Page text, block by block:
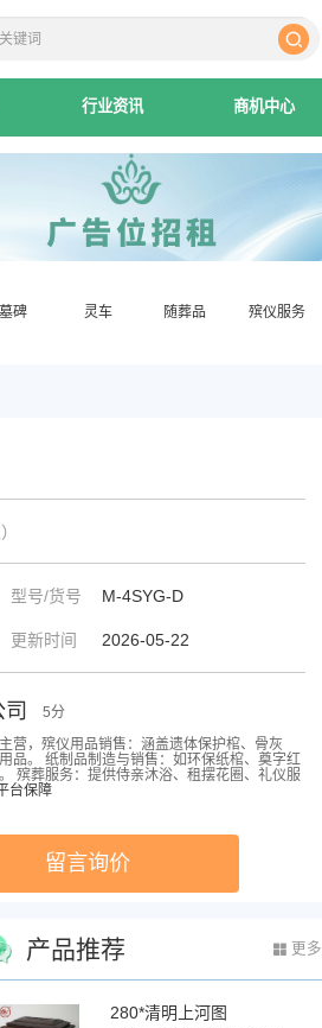
行业资讯 商机中心
墓碑 灵车 随葬品 殡仪服务
型号/货号 M-4SYG-D
更新时间 2026-05-22
5分
营，殡仪用品销售‌：涵盖遗体保护棺、骨灰
品。 纸制品制造与销售‌：如环保纸棺、奠字红
殡葬服务‌：提供侍亲沐浴、租摆花圈、礼仪服
台保障
留言询价
产品推荐 更多
280*清明上河图